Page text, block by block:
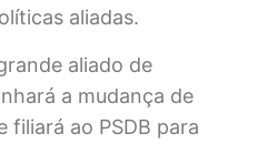
aliadas.
aliado de
a mudança de
filiará ao PSDB para